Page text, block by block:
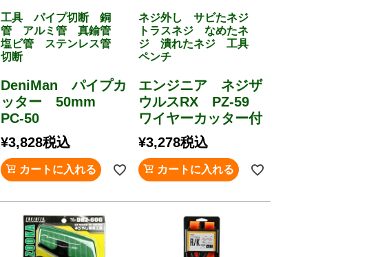
工具 パイプ切断 銅
管 アルミ管 真鍮管
塩ビ管 ステンレス管
切断
DeniMan パイプカ
ッター 50mm
PC-50
¥3,828税込
カートに入れる
ネジ外し サビたネジ
トラスネジ なめたネ
ジ 潰れたネジ 工具
ペンチ
エンジニア ネジザ
ウルスRX PZ-59
ワイヤーカッター付
¥3,278税込
カートに入れる